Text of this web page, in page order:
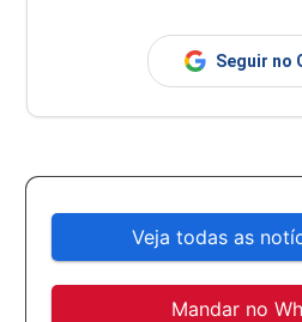
Seguir no
Veja todas as
Mandar no